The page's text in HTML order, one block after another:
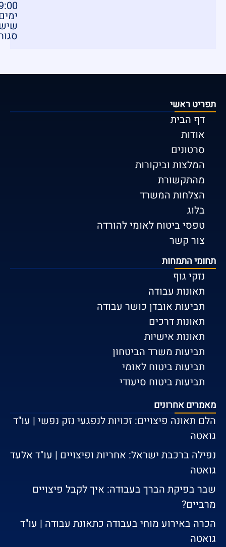
- 18:00
תפריט ראשי
דף הבית
אודות
סרטונים
המלצות וביקורות
מהתקשורת
הצלחות המשרד
בלוג
טפסי ביטוח לאומי להורדה
צור קשר
תחומי התמחות
נזקי גוף
תאונות עבודה
תביעות אובדן כושר עבודה
תאונות דרכים
תאונות אישיות
תביעות משרד הביטחון
תביעות ביטוח לאומי
תביעות ביטוח סיעודי
מאמרים אחרונים
הלם תאונה פיצויים: זכויות לנפגעי נזק נפשי | עו"ד
גואטה
נפילה ברכבת ישראל: אחריות ופיצויים | עו"ד אלעד
גואטה
שבר בפיקת הברך בעבודה: איך לקבל פיצויים
מרביים?
הכרה באירוע מוחי בעבודה כתאונת עבודה | עו"ד
גואטה